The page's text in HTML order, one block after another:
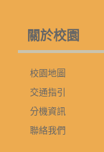
關於校園
校園地圖
交通指引
分機資訊
聯絡我們